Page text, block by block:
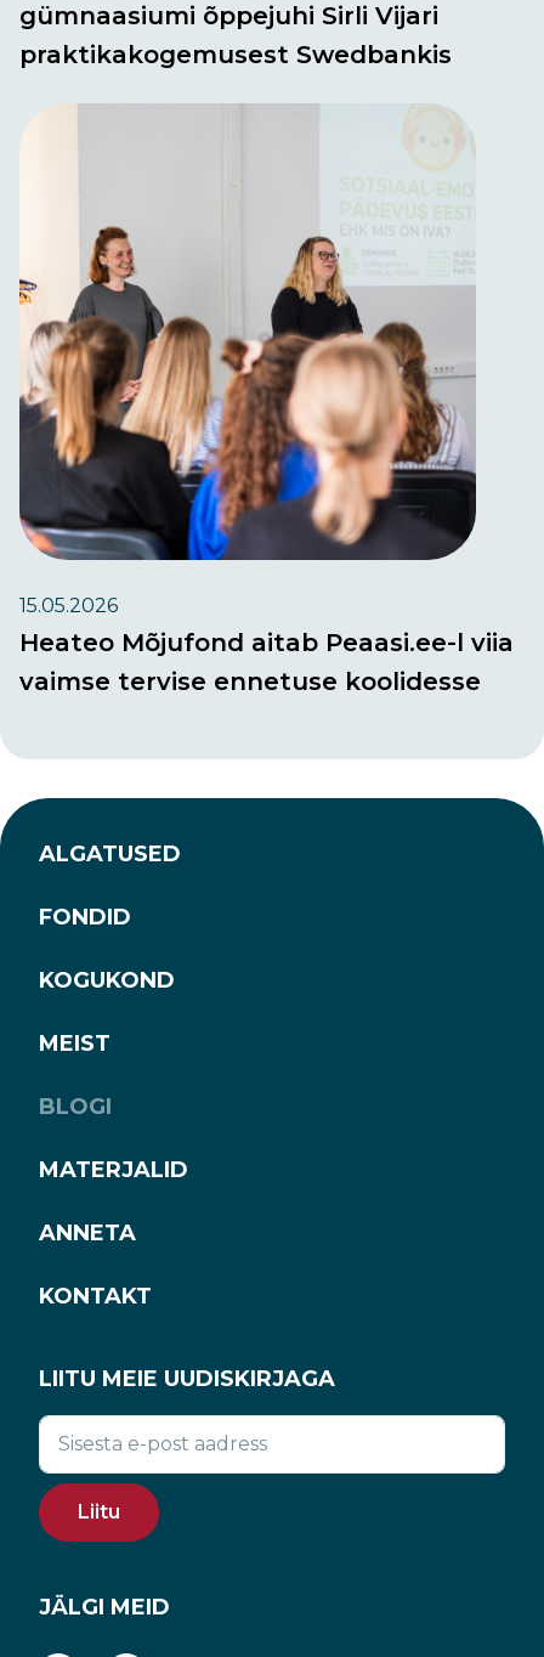
gümnaasiumi õppejuhi Sirli Vijari
praktikakogemusest Swedbankis
15.05.2026
Heateo Mõjufond aitab Peaasi.ee-l viia
vaimse tervise ennetuse koolidesse
ALGATUSED
FONDID
KOGUKOND
MEIST
BLOGI
MATERJALID
ANNETA
KONTAKT
LIITU MEIE UUDISKIRJAGA
Liitu
JÄLGI MEID